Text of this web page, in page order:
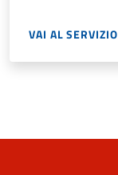
VAI AL SERVIZIO